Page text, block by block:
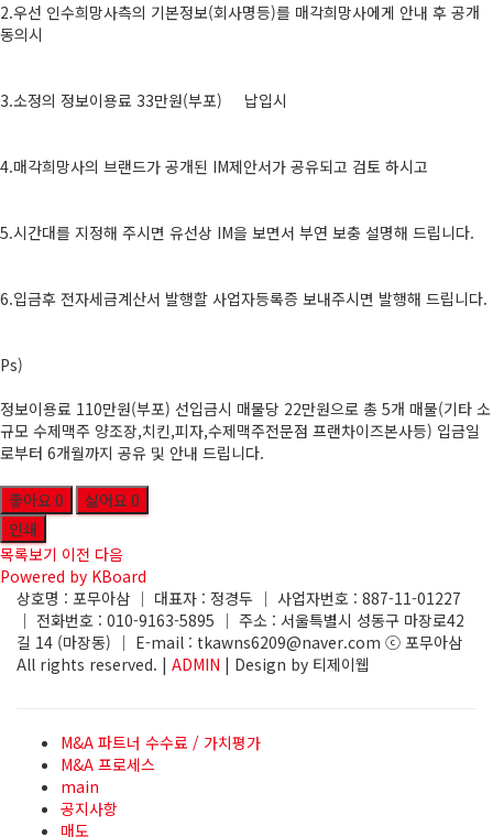
2.우선 인수희망사측의 기본정보(회사명등)를 매각희망사에게 안내 후 공개
동의시
3.소정의 정보이용료 33만원(부포) 납입시
4.매각희망사의 브랜드가 공개된 IM제안서가 공유되고 검토 하시고
5.시간대를 지정해 주시면 유선상 IM을 보면서 부연 보충 설명해 드립니다.
6.입금후 전자세금계산서 발행할 사업자등록증 보내주시면 발행해 드립니다.
Ps)
정보이용료 110만원(부포) 선입금시 매물당 22만원으로 총 5개 매물(기타 소
규모 수제맥주 양조장,치킨,피자,수제맥주전문점 프랜차이즈본사등) 입금일
로부터 6개월까지 공유 및 안내 드립니다.
좋아요 0 싫어요 0
인쇄
목록보기 이전 다음
Powered by KBoard
상호명 : 포무아삼 │ 대표자 : 정경두 │ 사업자번호 : 887-11-01227
│ 전화번호 : 010-9163-5895 │ 주소 : 서울특별시 성동구 마장로42
길 14 (마장동) │ E-mail : tkawns6209@naver.com ⓒ 포무아삼
All rights reserved. | ADMIN | Design by 티제이웹
M&A 파트너 수수료 / 가치평가
M&A 프로세스
main
공지사항
매도